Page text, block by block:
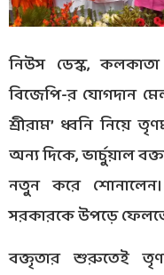
নিউস ডেস্ক,
বিজেপি-র যোগদান
শ্রীরাম’ ধ্বনি নিয়ে
অন্য দিকে, ভার্চুয়াল
নতুন করে
সরকারকে উপড়ে ফেলতে
বক্তৃতার শুরুতেই